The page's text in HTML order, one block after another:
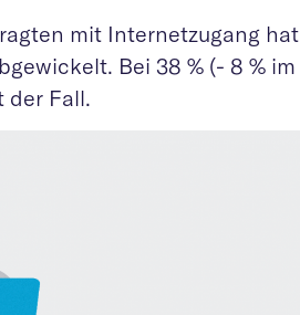
mit Internetzugang hat
Bei 38 % (- 8 % im
der Fall.